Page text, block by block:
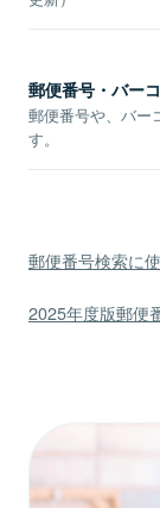
郵便番号・バー
郵便番号や、バー
す。
郵便番号検索に
2025年度版郵便